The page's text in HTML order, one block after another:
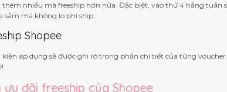
thêm nhiều mã freeship hơn nữa. Đặc biệt, vào thứ 4 hằng tuần
sắm mà không lo phí ship.
Shopee
kiện áp dụng sẽ được ghi rõ trong phần chi tiết của từng
đãi freeship của Shopee